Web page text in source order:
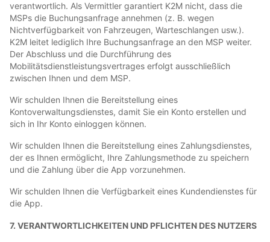
verantwortlich. Als Vermittler garantiert K2M nicht, dass die
MSPs die Buchungsanfrage annehmen (z. B. wegen
Nichtverfügbarkeit von Fahrzeugen, Warteschlangen usw.).
K2M leitet lediglich Ihre Buchungsanfrage an den MSP weiter.
Der Abschluss und die Durchführung des
Mobilitätsdienstleistungsvertrages erfolgt ausschließlich
zwischen Ihnen und dem MSP.
Wir schulden Ihnen die Bereitstellung eines
Kontoverwaltungsdienstes, damit Sie ein Konto erstellen und
sich in Ihr Konto einloggen können.
Wir schulden Ihnen die Bereitstellung eines Zahlungsdienstes,
der es Ihnen ermöglicht, Ihre Zahlungsmethode zu speichern
und die Zahlung über die App vorzunehmen.
Wir schulden Ihnen die Verfügbarkeit eines Kundendienstes für
die App.
7. VERANTWORTLICHKEITEN UND PFLICHTEN DES NUTZERS